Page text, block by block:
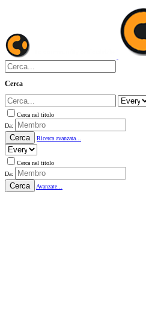
Cerca
Cerca nel titolo
Da:
Cerca Ricerca avanzata...
Cerca nel titolo
Da:
Cerca Avanzate...